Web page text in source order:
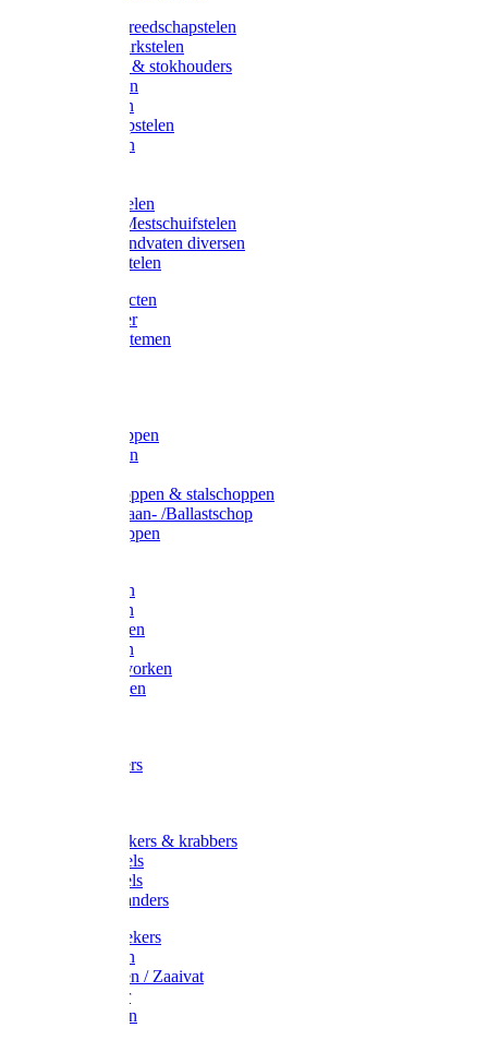
Overige gereedschapstelen
Bezem-/Harkstelen
Handvaten & stokhouders
Hamerstelen
Spadestelen
Graanschopstelen
Schopstelen
Gardena stelen
Sneeuw- /Mestschuifstelen
Stelen / Handvaten diversen
Telescoopstelen
Tuin producten
Fruitplukker
Ophangsystemen
Betonschoppen
Schepbatsen
Ballastschoppen & stalschoppen
Slijtsrip Graan- /Ballastschop
Graanschoppen
Hooivorken
Mestvorken
Bietenvorken
Maisvorken
Aardappelvorken
Vijgenvorken
Tuinkrabbers
Onkruidstekers & krabbers
Hartschoffels
Ruitschoffels
Onkruidbranders
Graskantstekers
Verticuteren
Strooiwagen / Zaaivat
Grasmaaier
Grasscharen